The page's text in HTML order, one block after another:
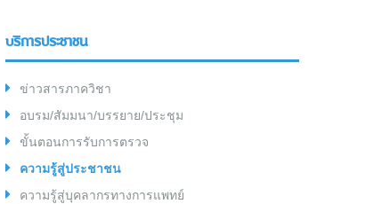
บริการประชาชน
ข่าวสารภาควิชา
อบรม/สัมมนา/บรรยาย/ประชุม
ขั้นตอนการรับการตรวจ
ความรู้สู่ประชาชน
ความรู้สู่บุคลากรทางการแพทย์